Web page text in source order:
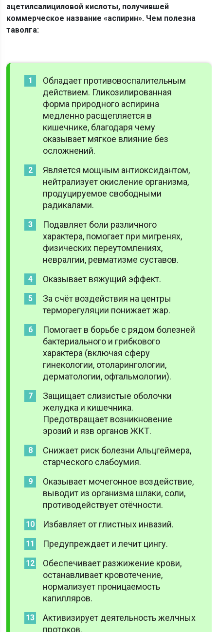
ацетилсалициловой кислоты, получившей
коммерческое название «аспирин». Чем полезна
таволга:
Обладает противовоспалительным
действием. Гликозилированная
форма природного аспирина
медленно расщепляется в
кишечнике, благодаря чему
оказывает мягкое влияние без
осложнений.
Является мощным антиоксидантом,
нейтрализует окисление организма,
продуцируемое свободными
радикалами.
Подавляет боли различного
характера, помогает при мигренях,
физических переутомлениях,
невралгии, ревматизме суставов.
Оказывает вяжущий эффект.
За счёт воздействия на центры
терморегуляции понижает жар.
Помогает в борьбе с рядом болезней
бактериального и грибкового
характера (включая сферу
гинекологии, отоларингологии,
дерматологии, офтальмологии).
Защищает слизистые оболочки
желудка и кишечника.
Предотвращает возникновение
эрозий и язв органов ЖКТ.
Снижает риск болезни Альцгеймера,
старческого слабоумия.
Оказывает мочегонное воздействие,
выводит из организма шлаки, соли,
противодействует отёчности.
Избавляет от глистных инвазий.
Предупреждает и лечит цингу.
Обеспечивает разжижение крови,
останавливает кровотечение,
нормализует проницаемость
капилляров.
Активизирует деятельность желчных
протоков.